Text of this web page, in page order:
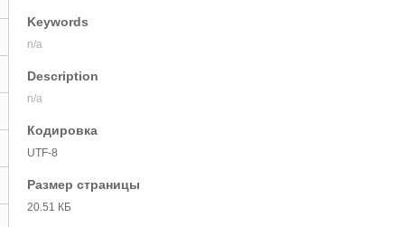
Keywords
n/a
Description
n/a
Кодировка
UTF-8
Размер страницы
20.51 КБ